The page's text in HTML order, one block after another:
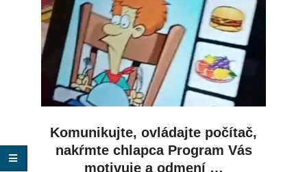
Komunikujte, ovládajte počítač,
nakŕmte chlapca Program Vás
motivuje a odmení …